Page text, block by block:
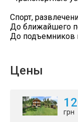
Спорт,
До ближайшего
До подъемников
Цены
грн